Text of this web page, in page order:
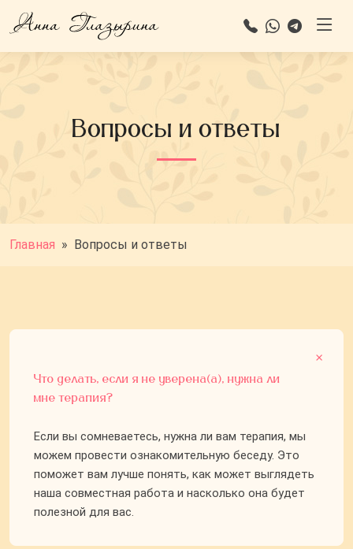
Вопросы и ответы
Главная » Вопросы и ответы
Что делать, если я не уверена(а), нужна ли
мне терапия?
Если вы сомневаетесь, нужна ли вам терапия, мы
можем провести ознакомительную беседу. Это
поможет вам лучше понять, как может выглядеть
наша совместная работа и насколько она будет
полезной для вас.